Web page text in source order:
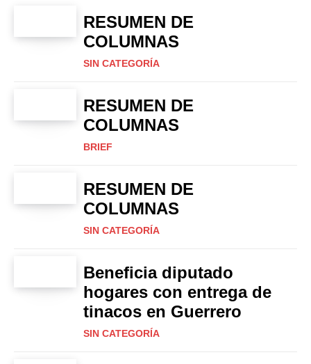
RESUMEN DE
COLUMNAS
SIN CATEGORÍA
RESUMEN DE
COLUMNAS
BRIEF
RESUMEN DE
COLUMNAS
SIN CATEGORÍA
Beneficia diputado
hogares con entrega de
tinacos en Guerrero
SIN CATEGORÍA